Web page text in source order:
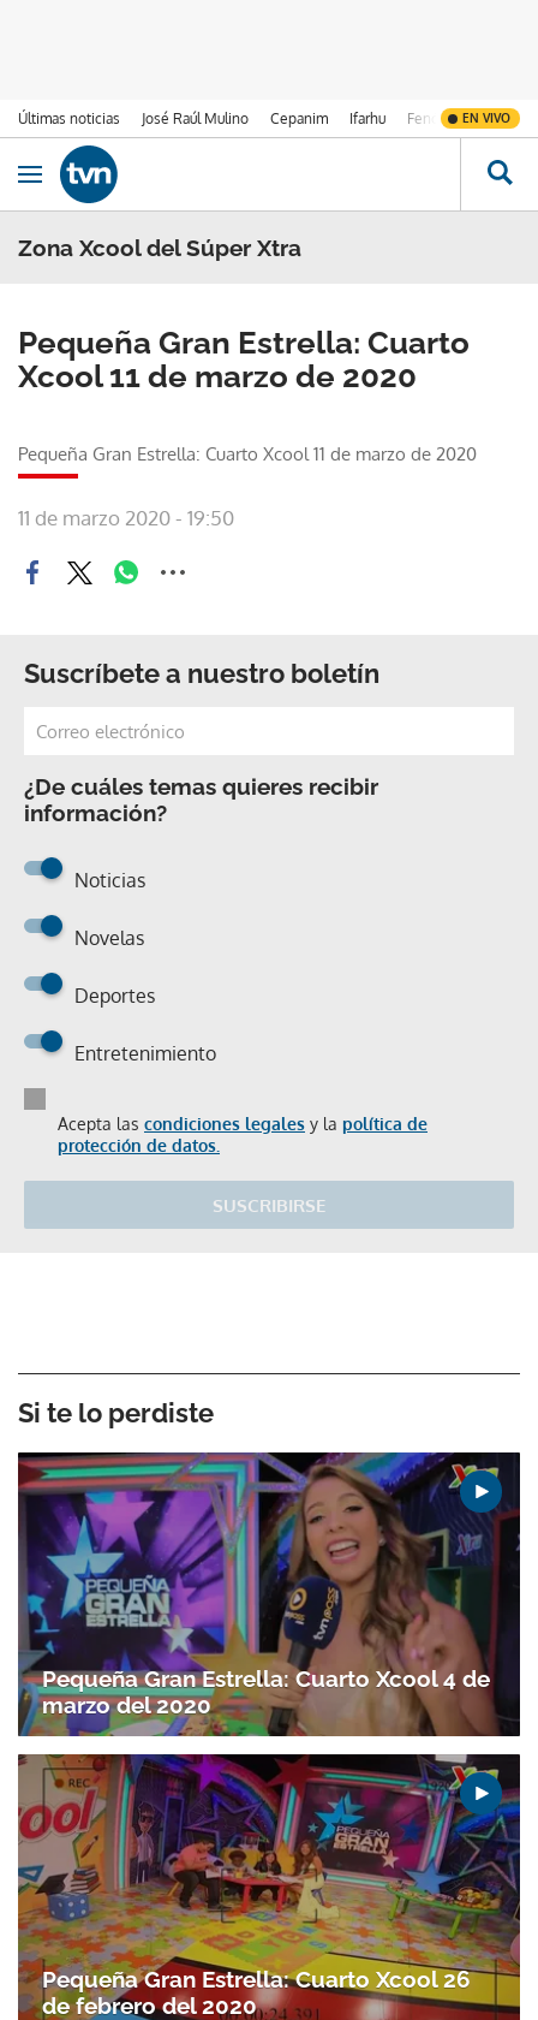
Últimas noticias José Raúl Mulino Cepanim Ifarhu Fenómeno de El
EN VIVO
Ir al contenido
Obrir navegació
Zona Xcool del Súper Xtra
Pequeña Gran Estrella: Cuarto
Xcool 11 de marzo de 2020
Pequeña Gran Estrella: Cuarto Xcool 11 de marzo de 2020
11 de marzo 2020 - 19:50
Suscríbete a nuestro boletín
¿De cuáles temas quieres recibir
información?
Noticias
Novelas
Deportes
Entretenimiento
Acepta las condiciones legales y la política de
protección de datos.
SUSCRIBIRSE
Si te lo perdiste
Pequeña Gran Estrella: Cuarto Xcool 4 de
marzo del 2020
Pequeña Gran Estrella: Cuarto Xcool 26
de febrero del 2020